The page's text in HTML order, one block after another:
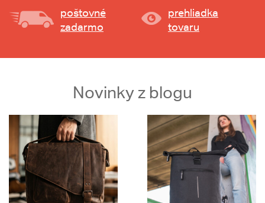
poštovné
zadarmo
prehliadka
tovaru
Novinky z blogu